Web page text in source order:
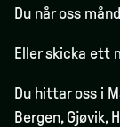
Du når oss
Eller skicka ett
Du hittar oss i
Bergen,Gjøvik,